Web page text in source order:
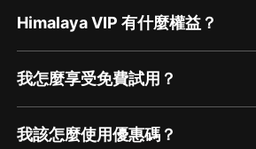
Himalaya VIP 有什麼權益？
我怎麼享受免費試用？
我該怎麼使用優惠碼？